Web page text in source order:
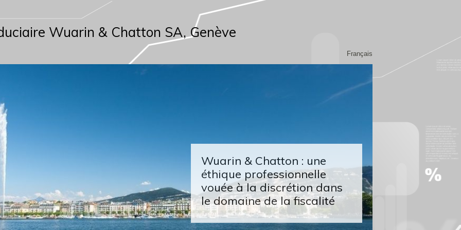
Français
Wuarin & Chatton SA, Genève
Wuarin & Chatton : une
éthique professionnelle
vouée à la discrétion dans
le domaine de la fiscalité